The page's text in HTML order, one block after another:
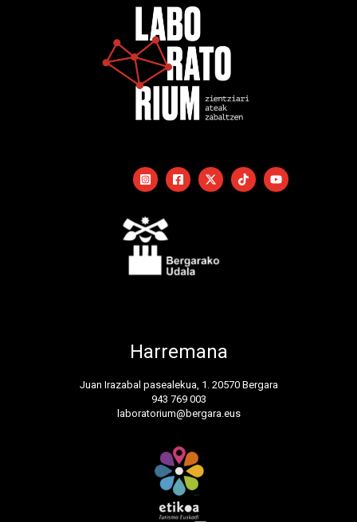
Harremana
Juan Irazabal pasealekua, 1. 20570 Bergara
943 769 003
laboratorium@bergara.eus